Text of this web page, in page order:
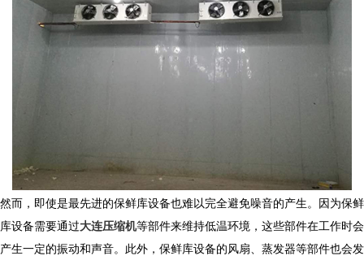
然而，即使是最先进的保鲜库设备也难以完全避免噪音的产生。因为保鲜
库设备需要通过大连压缩机等部件来维持低温环境，这些部件在工作时会
产生一定的振动和声音。此外，保鲜库设备的风扇、蒸发器等部件也会发